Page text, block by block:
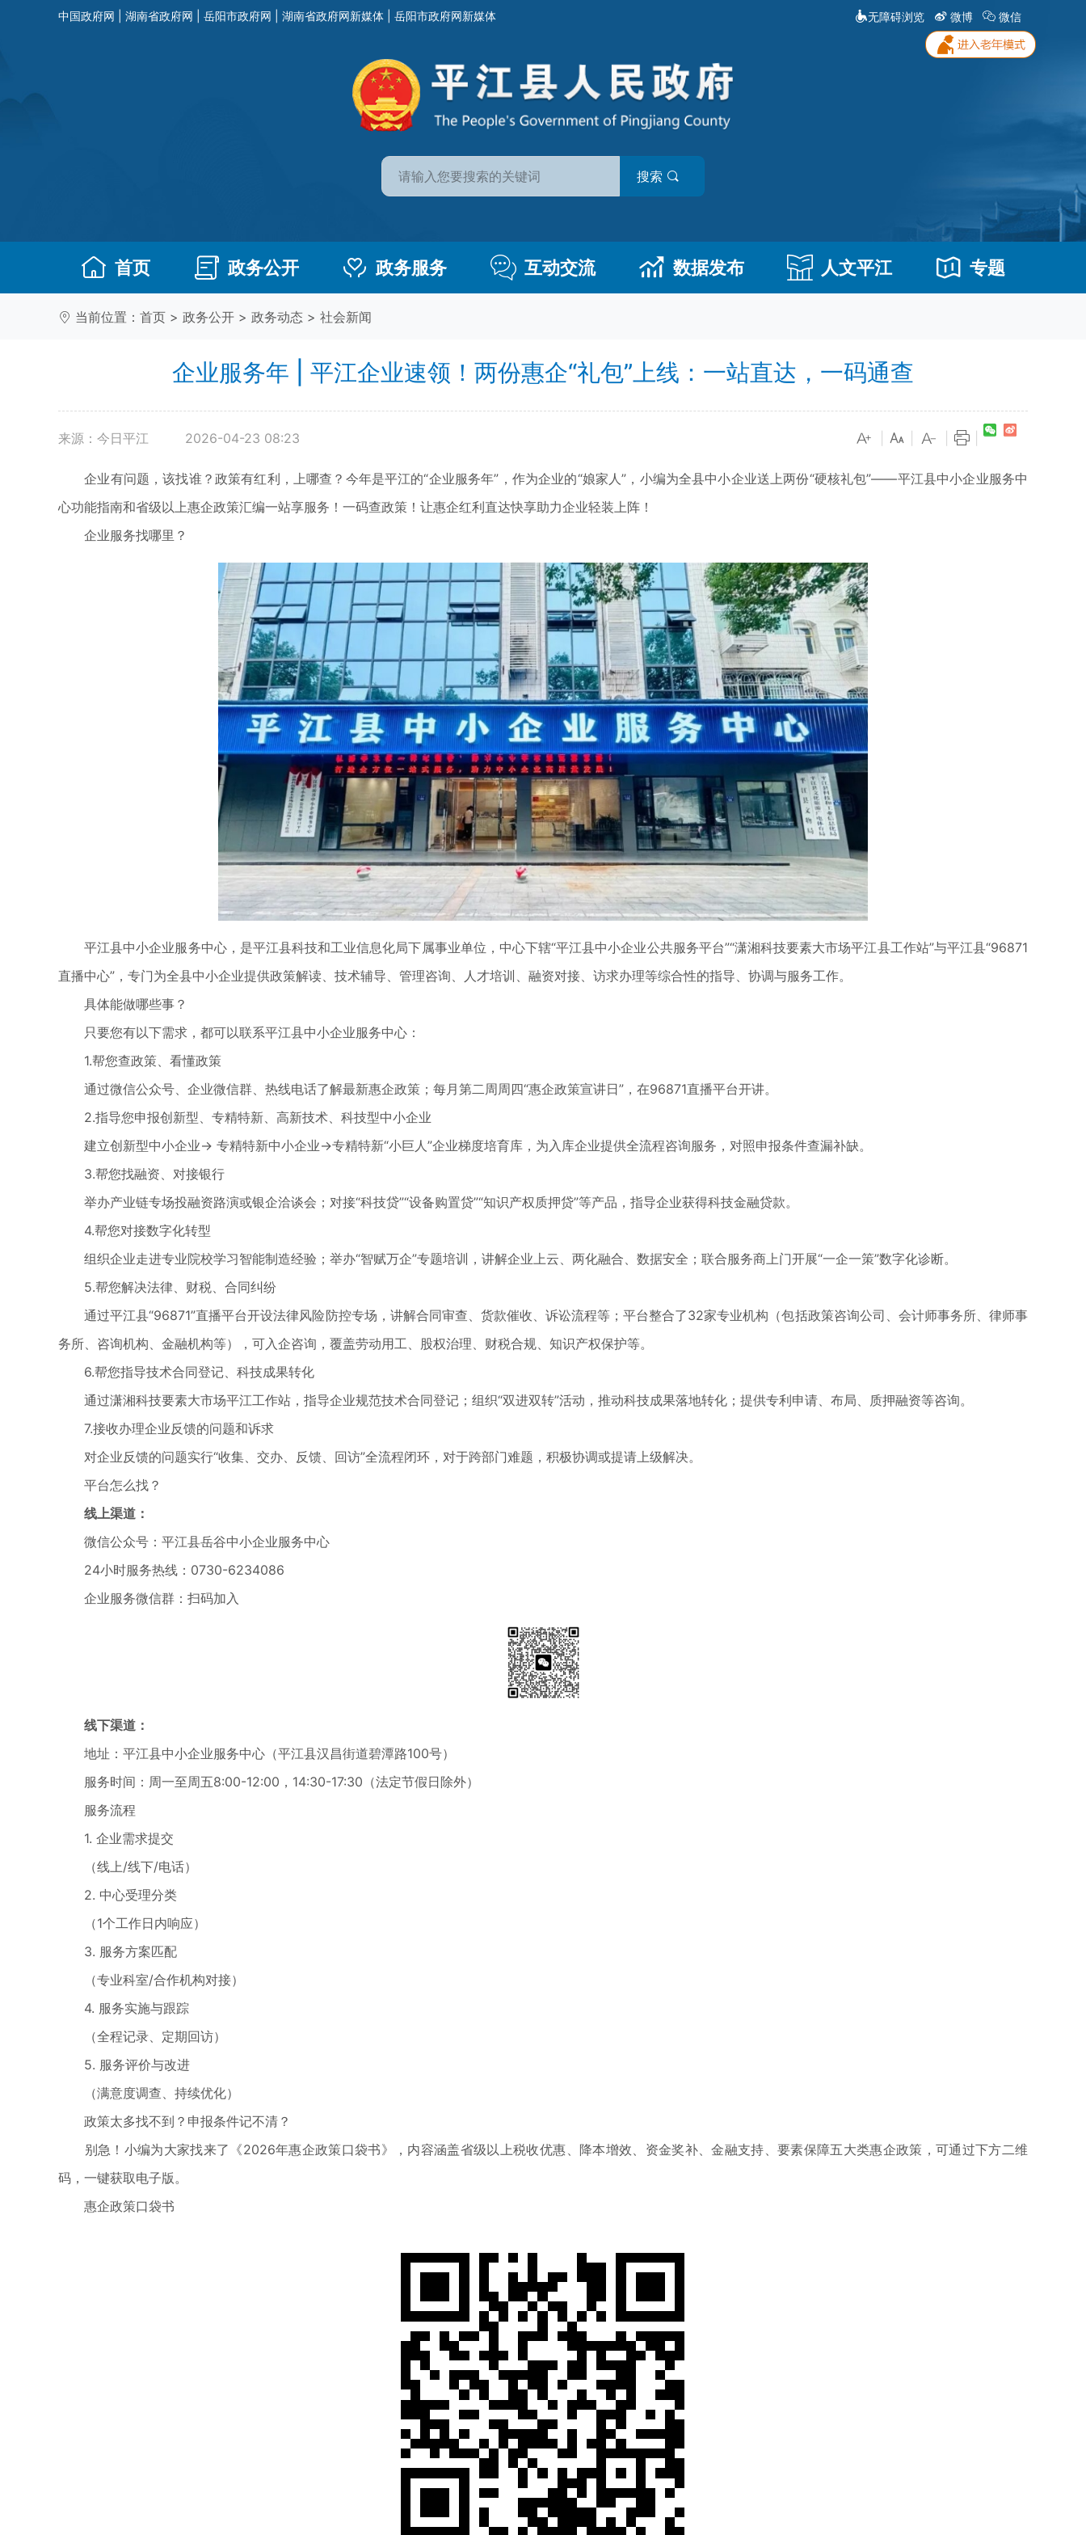
中国政府网 湖南省政府网 岳阳市政府网 湖南省政府网新媒体 岳阳市政府网新媒体 无障碍浏览 微博 微信
搜索
首页 政务公开 政务服务 互动交流 数据发布 人文平江 专题
当前位置： 首页 > 政务公开 > 政务动态 > 社会新闻
企业服务年 | 平江企业速领！两份惠企“礼包”上线：一站直达，一码通查
来源：今日平江 2026-04-23 08:23
企业有问题，该找谁？政策有红利，上哪查？今年是平江的“企业服务年”，作为企业的“娘家人”，小编为全县中小企业送上两份“硬核礼包”——平江县中小企业服务中
心功能指南和省级以上惠企政策汇编一站享服务！一码查政策！让惠企红利直达快享助力企业轻装上阵！
企业服务找哪里？
平江县中小企业服务中心，是平江县科技和工业信息化局下属事业单位，中心下辖“平江县中小企业公共服务平台”“潇湘科技要素大市场平江县工作站”与平江县“96871
直播中心”，专门为全县中小企业提供政策解读、技术辅导、管理咨询、人才培训、融资对接、访求办理等综合性的指导、协调与服务工作。
具体能做哪些事？
只要您有以下需求，都可以联系平江县中小企业服务中心：
1.帮您查政策、看懂政策
通过微信公众号、企业微信群、热线电话了解最新惠企政策；每月第二周周四“惠企政策宣讲日”，在96871直播平台开讲。
2.指导您申报创新型、专精特新、高新技术、科技型中小企业
建立创新型中小企业→ 专精特新中小企业→专精特新“小巨人”企业梯度培育库，为入库企业提供全流程咨询服务，对照申报条件查漏补缺。
3.帮您找融资、对接银行
举办产业链专场投融资路演或银企洽谈会；对接“科技贷”“设备购置贷”“知识产权质押贷”等产品，指导企业获得科技金融贷款。
4.帮您对接数字化转型
组织企业走进专业院校学习智能制造经验；举办“智赋万企”专题培训，讲解企业上云、两化融合、数据安全；联合服务商上门开展“一企一策”数字化诊断。
5.帮您解决法律、财税、合同纠纷
通过平江县“96871”直播平台开设法律风险防控专场，讲解合同审查、货款催收、诉讼流程等；平台整合了32家专业机构（包括政策咨询公司、会计师事务所、律师事
务所、咨询机构、金融机构等），可入企咨询，覆盖劳动用工、股权治理、财税合规、知识产权保护等。
6.帮您指导技术合同登记、科技成果转化
通过潇湘科技要素大市场平江工作站，指导企业规范技术合同登记；组织“双进双转”活动，推动科技成果落地转化；提供专利申请、布局、质押融资等咨询。
7.接收办理企业反馈的问题和诉求
对企业反馈的问题实行“收集、交办、反馈、回访”全流程闭环，对于跨部门难题，积极协调或提请上级解决。
平台怎么找？
线上渠道：
微信公众号：平江县岳谷中小企业服务中心
24小时服务热线：0730-6234086
企业服务微信群：扫码加入
线下渠道：
地址：平江县中小企业服务中心 （平江县汉昌街道碧潭路100号）
服务时间：周一至周五8:00-12:00，14:30-17:30 （法定节假日除外）
服务流程
1. 企业需求提交
（线上/线下/电话）
2. 中心受理分类
（1个工作日内响应）
3. 服务方案匹配
（专业科室/合作机构对接）
4. 服务实施与跟踪
（全程记录、定期回访）
5. 服务评价与改进
（满意度调查、持续优化）
政策太多找不到？申报条件记不清？
别急！小编为大家找来了《2026年惠企政策口袋书》，内容涵盖省级以上税收优惠、降本增效、资金奖补、金融支持、要素保障五大类惠企政策，可通过下方二维
码，一键获取电子版。
惠企政策口袋书